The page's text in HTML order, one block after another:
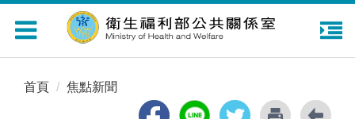
Toggle
navigation
首頁 焦點新聞